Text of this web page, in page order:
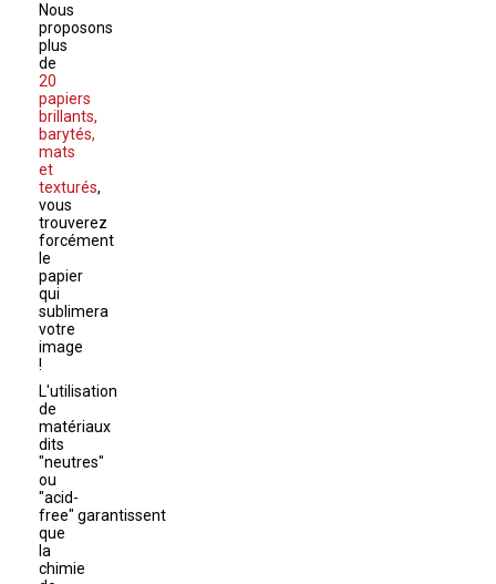
Nous
proposons
plus
de
20
papiers
brillants,
barytés,
mats
et
texturés,
vous
trouverez
forcément
le
papier
qui
sublimera
votre
image
!
L'utilisation
de
matériaux
dits
"neutres"
ou
"acid-
free" garantissent
que
la
chimie